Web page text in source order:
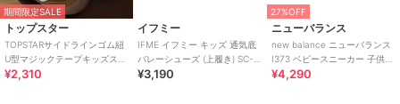
期間限定SALE
トップスター
TOPSTARサイドラインゴム紐
U型マジックテープキッズスニ
ーカー
¥2,310
イフミー
IFME イフミー キッズ 通気底
バレーシューズ (上履き) SC-
0002
¥3,190
27%OFF
ニューバランス
new balance ニューバランス
I373 ベビースニーカー 子供靴
ワンベルト
¥4,290